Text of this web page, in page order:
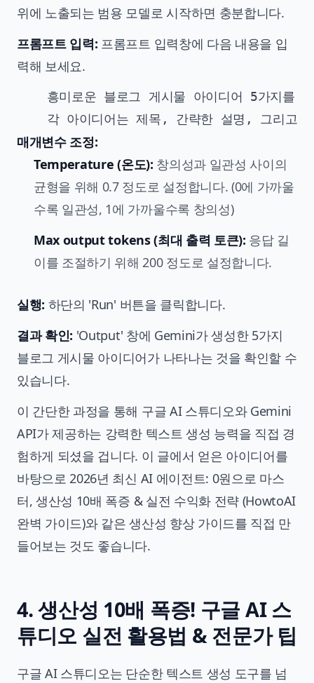
위에 노출되는 범용 모델로 시작하면 충분합니다.
프롬프트 입력: 프롬프트 입력창에 다음 내용을 입
력해 보세요.
흥미로운 블로그 게시물 아이디어 5가지를
매개변수 조정:
Temperature (온도): 창의성과 일관성 사이의
균형을 위해 0.7 정도로 설정합니다. (0에 가까울
수록 일관성, 1에 가까울수록 창의성)
Max output tokens (최대 출력 토큰): 응답 길
이를 조절하기 위해 200 정도로 설정합니다.
실행: 하단의 'Run' 버튼을 클릭합니다.
결과 확인: 'Output' 창에 Gemini가 생성한 5가지
블로그 게시물 아이디어가 나타나는 것을 확인할 수
있습니다.
이 간단한 과정을 통해 구글 AI 스튜디오와 Gemini
API가 제공하는 강력한 텍스트 생성 능력을 직접 경
험하게 되셨을 겁니다. 이 글에서 얻은 아이디어를
바탕으로2026년 최신 AI 에이전트: 0원으로 마스
터, 생산성 10배 폭증 & 실전 수익화 전략 (HowtoAI
완벽 가이드)와 같은생산성 향상가이드를 직접 만
들어보는 것도 좋습니다.
4. 생산성 10배 폭증! 구글 AI 스
튜디오 실전 활용법 & 전문가 팁
구글 AI 스튜디오는 단순한 텍스트 생성 도구를 넘